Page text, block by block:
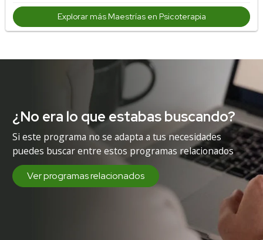
Explorar más Maestrías en Psicoterapia
¿No era lo que estabas buscando?
Si este programa no se adapta a tus necesidades
puedes buscar entre estos programas relacionados
Ver programas relacionados